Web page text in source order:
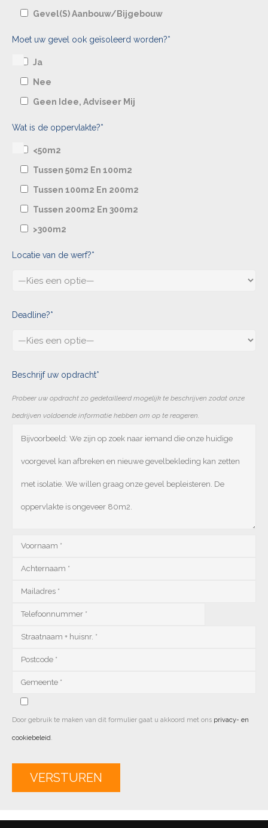
Gevel(s) Aanbouw/bijgebouw
Moet uw gevel ook geïsoleerd worden?*
Ja
Nee
Geen Idee, Adviseer Mij
Wat is de oppervlakte?*
<50m2
Tussen 50m2 En 100m2
Tussen 100m2 En 200m2
Tussen 200m2 En 300m2
>300m2
Locatie van de werf?*
Deadline?*
Beschrijf uw opdracht*
Probeer uw opdracht zo gedetailleerd mogelijk te beschrijven zodat onze
bedrijven voldoende informatie hebben om op te reageren.
Door gebruik te maken van dit formulier gaat u akkoord met ons privacy- en
cookiebeleid.